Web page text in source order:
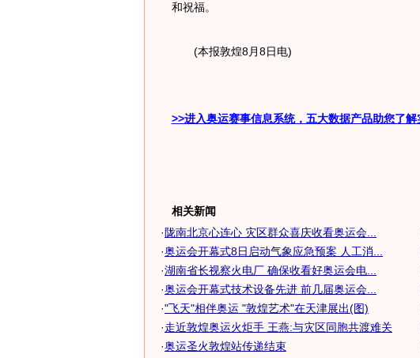
和祝福。
(本报敦煌8月8日电)
>>进入奥运赛事信息系统，五大数据产品助您了解
相关新闻
· 陇南北京心连心 灾区群众喜庆收看奥运会...
·奥运会开幕式8日启动气象应急预案 人工消...
·湖南省长视察火电厂 确保收看好奥运会电...
·奥运会开幕式技术设备先进 前几届奥运会...
·"飞天"相伴奥运 "敦煌艺术"在天津展出(图)
·走近敦煌奥运火炬手 王燕:与灾区同胞共渡难关
·奥运圣火敦煌站传递结束